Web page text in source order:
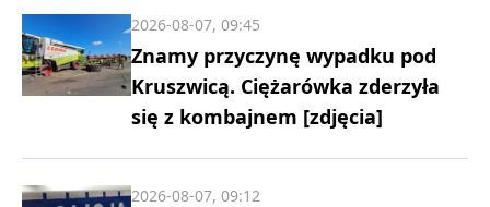
Znamy przyczynę wypadku pod
Kruszwicą. Ciężarówka zderzyła
się z kombajnem [zdjęcia]
2026-08-07, 09:45
2026-08-07, 09:12